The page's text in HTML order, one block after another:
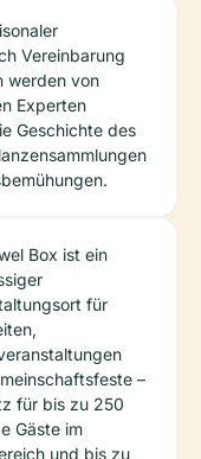
Vereinbarung
werden von
Experten
Geschichte des
Box ist ein
für
–
für bis zu 250
Gäste im
und bis zu